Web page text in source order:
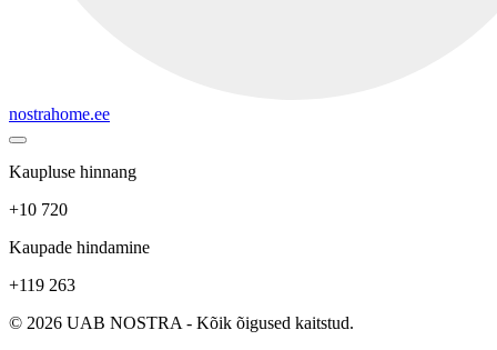
nostrahome.ee
Kaupluse hinnang
+10 720
Kaupade hindamine
+119 263
© 2026 UAB NOSTRA - Kõik õigused kaitstud.